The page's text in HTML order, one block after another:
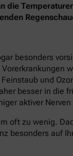
die
besonders
und
besser in die
aktiver
oft zu wenig.
besonders auf